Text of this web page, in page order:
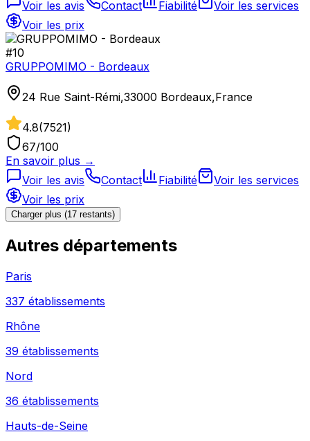
Voir les avis
Contact Fiabilité
Voir les services
Voir les prix
#10
GRUPPOMIMO - Bordeaux
24 Rue Saint-Rémi,33000 Bordeaux,France
4.8(7521)
67/100
En savoir plus →
Voir les avis
Contact Fiabilité
Voir les services
Voir les prix
Charger plus (17 restants)
Autres départements
Paris
337 établissements
Rhône
39 établissements
Nord
36 établissements
Hauts-de-Seine